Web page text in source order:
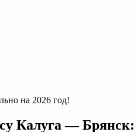
на 2026 год!
Калуга — Брянск: